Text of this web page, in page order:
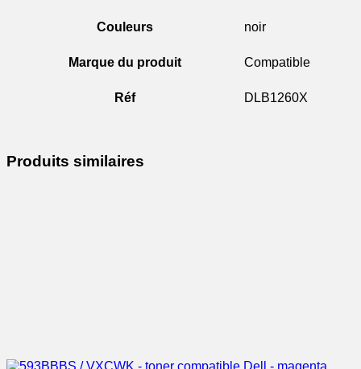
Couleurs noir
Marque du produit Compatible
Réf DLB1260X
Produits similaires